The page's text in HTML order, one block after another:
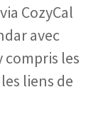
CozyCal
avec
compris les
liens de